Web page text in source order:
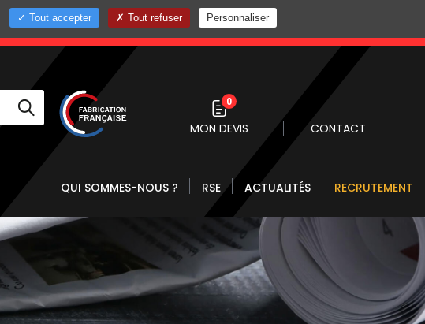
75 58 80 10
0
MON DEVIS CONTACT
QUI SOMMES-NOUS ? RSE ACTUALITÉS RECRUTEMENT
Tout accepter Tout refuser Personnaliser